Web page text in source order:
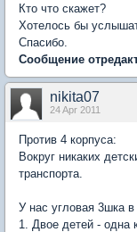
Кто что скажет?
Хотелось бы
Спасибо.
Сообщение
nikita07
24 Apr 2011
Против 4 корпуса:
Вокруг никаких
транспорта.
У нас угловая 3шка
1. Двое детей - одна